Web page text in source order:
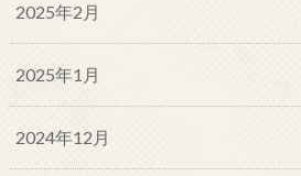
2025年2月
2025年1月
2024年12月